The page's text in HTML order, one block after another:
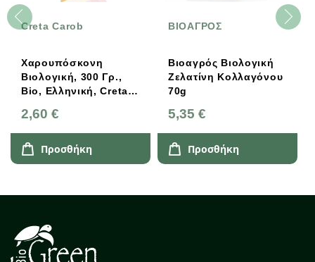
Creta Carob
Χαρουπόσκονη
Βιολογική, 300 Γρ.,
Bio, Ελληνική, Creta
2,60 €
Προσθήκη
ΒΙΟΑΓΡΟΣ
Βιοαγρός Βιολογική
Ζελατίνη Κολλαγόνου
70g
5,35 €
Προσθήκη